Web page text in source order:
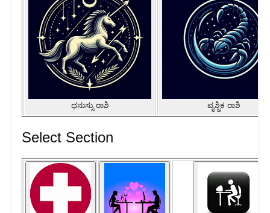
ಧನುಸ್ಸು ರಾಶಿ ವೃಶ್ಚಿಕ ರಾಶಿ
Select Section